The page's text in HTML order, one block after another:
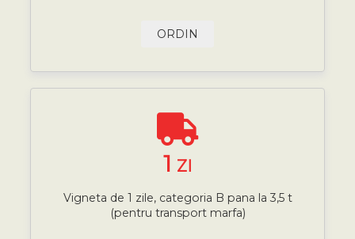
ORDIN
1 ZI
Vigneta de 1 zile, categoria B pana la 3,5 t
(pentru transport marfa)